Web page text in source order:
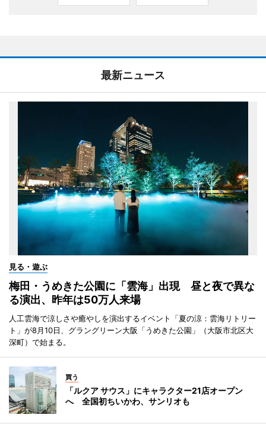
最新ニュース
見る・遊ぶ
梅田・うめきた公園に「雲海」出現 昼と夜で異な
る演出、昨年は50万人来場
人工雲海で涼しさや癒やしを演出するイベント「夏の涼：雲海リトリー
ト」が8月10日、グラングリーン大阪「うめきた公園」（大阪市北区大
深町）で始まる。
買う
「ルクア サウス」にキャラクター21店オープン
へ 全国初ちいかわ、サンリオも